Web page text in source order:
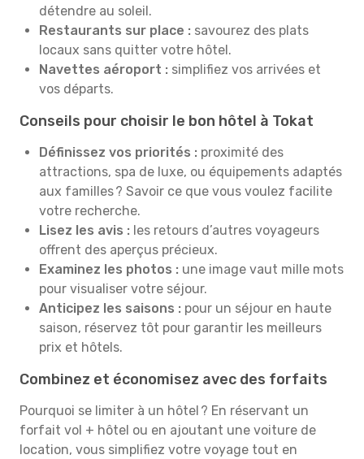
détendre au soleil.
Restaurants sur place : savourez des plats
locaux sans quitter votre hôtel.
Navettes aéroport : simplifiez vos arrivées et
vos départs.
Conseils pour choisir le bon hôtel à Tokat
Définissez vos priorités : proximité des
attractions, spa de luxe, ou équipements adaptés
aux familles ? Savoir ce que vous voulez facilite
votre recherche.
Lisez les avis : les retours d’autres voyageurs
offrent des aperçus précieux.
Examinez les photos : une image vaut mille mots
pour visualiser votre séjour.
Anticipez les saisons : pour un séjour en haute
saison, réservez tôt pour garantir les meilleurs
prix et hôtels.
Combinez et économisez avec des forfaits
Pourquoi se limiter à un hôtel ? En réservant un
forfait vol + hôtel ou en ajoutant une voiture de
location, vous simplifiez votre voyage tout en